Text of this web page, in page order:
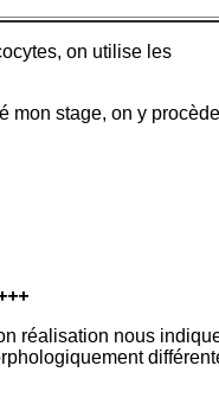
on utilise les
mon stage, on y
réalisation nous